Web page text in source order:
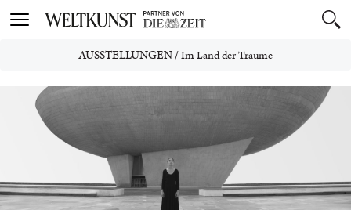
Toggle
AUSSTELLUNGEN/Im Land der Träume